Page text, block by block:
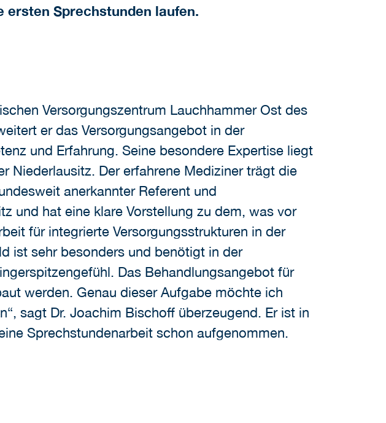
ersten Sprechstunden laufen.
Versorgungszentrum Lauchhammer Ost des
er das Versorgungsangebot in der
und Erfahrung. Seine besondere Expertise liegt
Niederlausitz. Der erfahrene Mediziner trägt die
anerkannter Referent und
und hat eine klare Vorstellung zu dem, was vor
für integrierte Versorgungsstrukturen in der
ist sehr besonders und benötigt in der
Das Behandlungsangebot für
werden. Genau dieser Aufgabe möchte ich
sagt Dr. Joachim Bischoff überzeugend. Er ist in
Sprechstundenarbeit schon aufgenommen.